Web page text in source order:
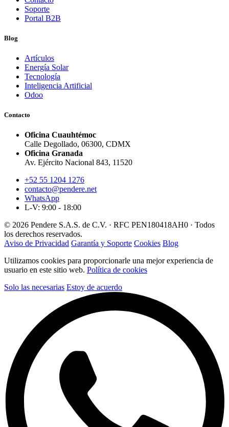
Soporte
Portal B2B
Blog
Artículos
Energía Solar
Tecnología
Inteligencia Artificial
Odoo
Contacto
Oficina Cuauhtémoc
Calle Degollado, 06300, CDMX
Oficina Granada
Av. Ejército Nacional 843, 11520
+52 55 1204 1276
contacto@pendere.net
WhatsApp
L-V: 9:00 - 18:00
© 2026 Pendere S.A.S. de C.V. · RFC PEN180418AH0 · Todos
los derechos reservados.
Aviso de Privacidad Garantía y Soporte Cookies Blog
Utilizamos cookies para proporcionarle una mejor experiencia de
usuario en este sitio web. Política de cookies
Solo las necesarias Estoy de acuerdo